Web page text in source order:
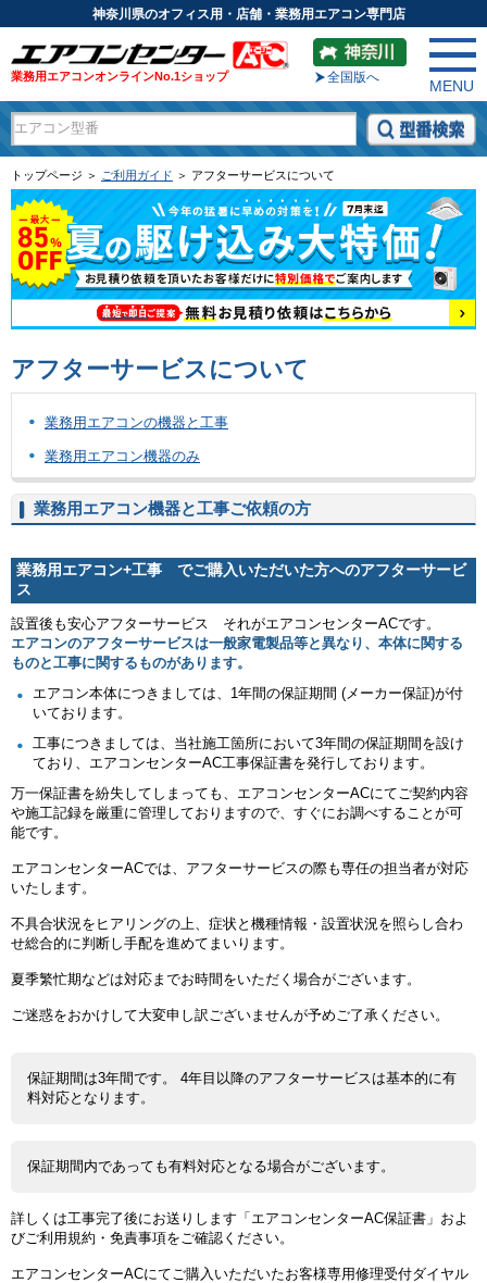
神奈川県のオフィス用・店舗・業務用エアコン専門店
業務用エアコンオンラインNo.1ショップ 全国版へ
MENU
トップページ ＞ ご利用ガイド ＞ アフターサービスについて
アフターサービスについて
業務用エアコンの機器と工事
業務用エアコン機器のみ
業務用エアコン機器と工事ご依頼の方
業務用エアコン+工事 でご購入いただいた方へのアフターサービ
ス
設置後も安心アフターサービス それがエアコンセンターACです。
エアコンのアフターサービスは一般家電製品等と異なり、本体に関する
ものと工事に関するものがあります。
エアコン本体につきましては、1年間の保証期間 (メーカー保証)が付
いております。
工事につきましては、当社施工箇所において3年間の保証期間を設け
ており、エアコンセンターAC工事保証書を発行しております。
万一保証書を紛失してしまっても、エアコンセンターACにてご契約内容
や施工記録を厳重に管理しておりますので、すぐにお調べすることが可
能です。
エアコンセンターACでは、アフターサービスの際も専任の担当者が対応
いたします。
不具合状況をヒアリングの上、症状と機種情報・設置状況を照らし合わ
せ総合的に判断し手配を進めてまいります。
夏季繁忙期などは対応までお時間をいただく場合がございます。
ご迷惑をおかけして大変申し訳ございませんが予めご了承ください。
保証期間は3年間です。 4年目以降のアフターサービスは基本的に有
料対応となります。
保証期間内であっても有料対応となる場合がございます。
詳しくは工事完了後にお送りします「エアコンセンターAC保証書」およ
びご利用規約・免責事項をご確認ください。
エアコンセンターACにてご購入いただいたお客様専用修理受付ダイヤル